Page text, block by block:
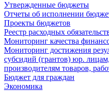
Утвержденные бюджеты
Отчеты об исполнении
Проекты бюджетов
Реестр расходных
Мониторинг качества
Мониторинг достижения
субсидий (грантов) юр.
производителям товаров,
Бюджет для граждан
Экономика